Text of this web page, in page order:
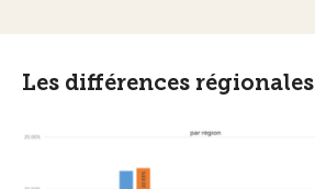
Les différences régionales